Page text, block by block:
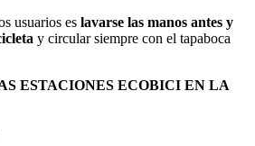
usuarios es lavarse las manos antes y
y circular siempre con el tapaboca
ESTACIONES ECOBICI EN LA